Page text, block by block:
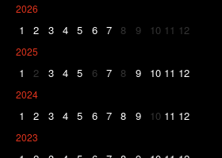
2026
1 2 3 4 5 6 7 8 9 10 11 12
2025
1 2 3 4 5 6 7 8 9 10 11 12
2024
1 2 3 4 5 6 7 8 9 10 11 12
2023